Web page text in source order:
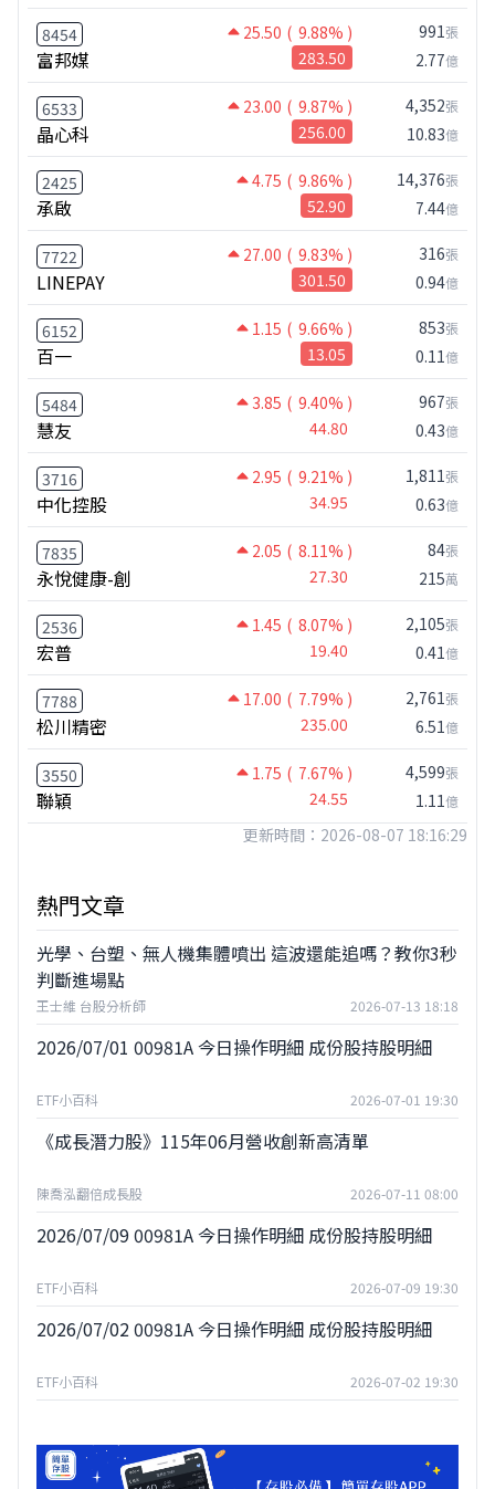
8454 25.50 ( 9.88% )
富邦媒 283.50
991張
2.77億
6533 23.00 ( 9.87% )
晶心科 256.00
4,352張
10.83億
2425 4.75 ( 9.86% )
承啟 52.90
14,376張
7.44億
7722 27.00 ( 9.83% )
LINEPAY 301.50
316張
0.94億
6152 1.15 ( 9.66% )
百一 13.05
853張
0.11億
5484 3.85 ( 9.40% )
慧友 44.80
967張
0.43億
3716 2.95 ( 9.21% )
中化控股 34.95
1,811張
0.63億
7835 2.05 ( 8.11% )
永悅健康-創 27.30
84張
215萬
2536 1.45 ( 8.07% )
宏普 19.40
2,105張
0.41億
7788 17.00 ( 7.79% )
松川精密 235.00
2,761張
6.51億
3550 1.75 ( 7.67% )
聯穎 24.55
4,599張
1.11億
更新時間：2026-08-07 18:16:29
熱門文章
光學、台塑、無人機集體噴出 這波還能追嗎？教你3秒
判斷進場點
王士維 台股分析師 2026-07-13 18:18
2026/07/01 00981A 今日操作明細 成份股持股明細
ETF小百科 2026-07-01 19:30
《成長潛力股》115年06月營收創新高清單
陳喬泓翻倍成長股 2026-07-11 08:00
2026/07/09 00981A 今日操作明細 成份股持股明細
ETF小百科 2026-07-09 19:30
2026/07/02 00981A 今日操作明細 成份股持股明細
ETF小百科 2026-07-02 19:30